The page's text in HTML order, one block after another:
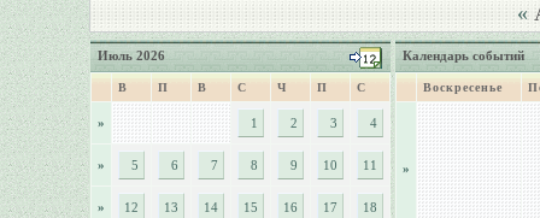
«
Июль 2026
В П В С Ч П С
» 1 2 3 4
» 5 6 7 8 9 10 11
» 12 13 14 15 16 17 18
Календарь событий
Воскресенье
»